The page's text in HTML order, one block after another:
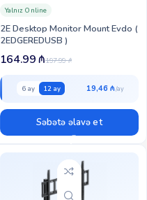
2E Desktop Monitor Mount Evdo (
2EDGEREDUSB )
Yalnız Online
197.99₼
164.99₼
6 ay 12 ay 19,46 ₼
Səbətə əlavə et